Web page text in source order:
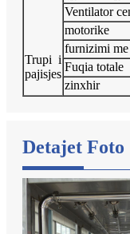
Trupi i
pajisjes
Ventilator
motorike
furnizimi
Fuqia totale
zinxhir
Detajet Foto